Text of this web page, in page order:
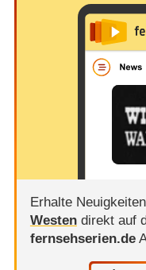
Erhalte
Westendirekt auf
fernsehserien.de